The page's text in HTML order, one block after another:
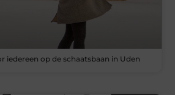
iedereen op de schaatsbaan in Uden